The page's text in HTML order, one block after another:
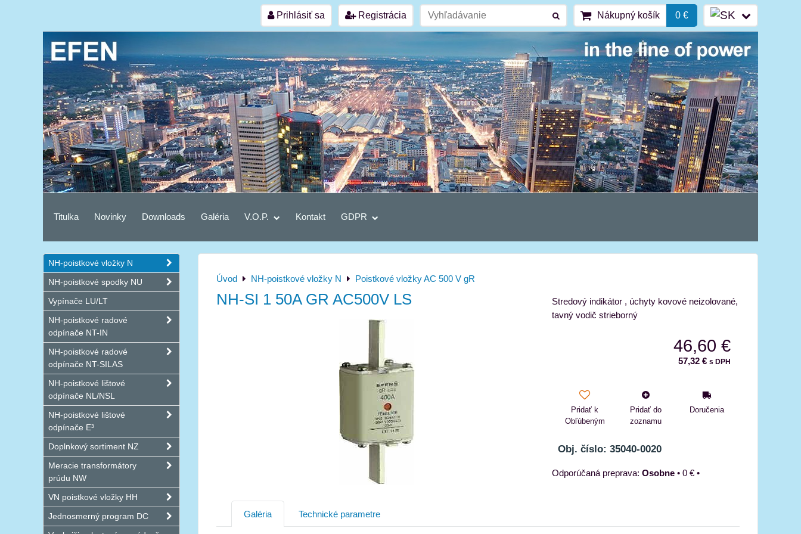
Prihlásiť sa Registrácia Nákupný košík 0 €
Titulka Novinky Downloads Galéria V.O.P. Kontakt GDPR
Úvod NH-poistkové vložky N Poistkové vložky AC 500 V gR
NH-SI 1 50A GR AC500V LS
Stredový indikátor , úchyty kovové neizolované,
tavný vodič strieborný
46,60 €
57,32 € s DPH
Pridať k
Obľúbeným
Pridať do
zoznamu
Doručenia
Obj. číslo: 35040-0020
Osobne • 0 € •
Galéria Technické parametre
NH-poistkové vložky N
NH-poistkové spodky NU
Vypínače LU/LT
NH-poistkové radové
odpínače NT-IN
NH-poistkové radové
odpínače NT-SILAS
NH-poistkové lištové
odpínače NL/NSL
NH-poistkové lištové
odpínače E³
Doplnkový sortiment NZ
Meracie transformátory
prúdu NW
VN poistkové vložky HH
Jednosmerný program DC